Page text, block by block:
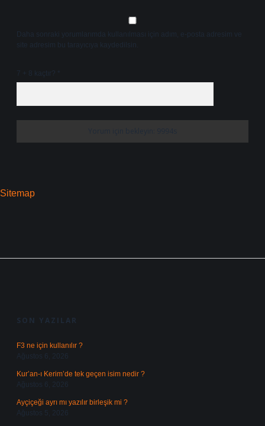
Daha sonraki yorumlarımda kullanılması için adım, e-posta adresim ve
site adresim bu tarayıcıya kaydedilsin.
7 + 8 kaçtır?
Sitemap
SON YAZILAR
F3 ne için kullanılır ?
Ağustos 6, 2026
Kur’an-ı Kerim’de tek geçen isim nedir ?
Ağustos 6, 2026
Ayçiçeği ayrı mı yazılır birleşik mi ?
Ağustos 5, 2026